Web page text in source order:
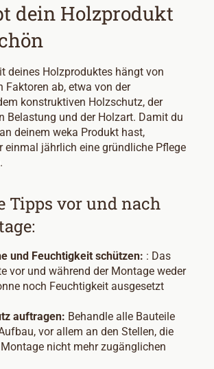
dein Holzprodukt
deines Holzproduktes hängt von
Faktoren ab, etwa von der
konstruktiven Holzschutz, der
Belastung und der Holzart. Damit du
deinem weka Produkt hast,
einmal jährlich eine gründliche Pflege
Tipps vor und nach
und Feuchtigkeit schützen: : Das
vor und während der Montage weder
noch Feuchtigkeit ausgesetzt
auftragen: Behandle alle Bauteile
vor allem an den Stellen, die
nicht mehr zugänglichen